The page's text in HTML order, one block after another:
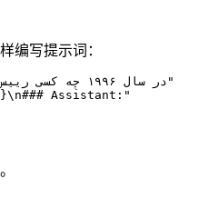
编写提示词：
Assistant:"